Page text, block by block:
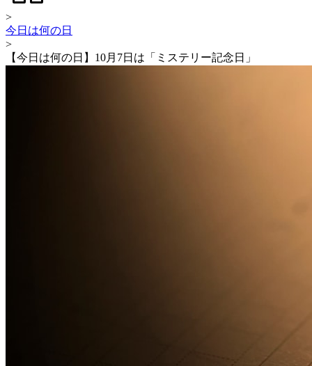
>
今日は何の日
>
【今日は何の日】10月7日は「ミステリー記念日」